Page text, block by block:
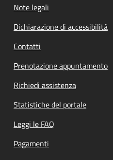
Note legali
Dichiarazione di accessibilità
Contatti
Prenotazione appuntamento
Richiedi assistenza
Statistiche del portale
Leggi le FAQ
Pagamenti